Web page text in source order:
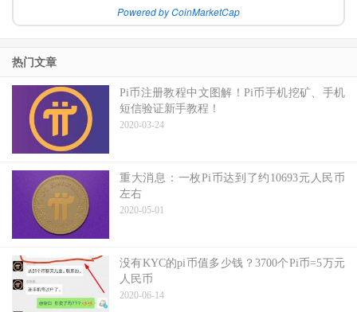
Powered by CoinMarketCap
热门文章
Pi币注册教程中文图解！Pi币手机挖矿、手机
短信验证新手教程！
2020-03-24
重大消息：一枚Pi币达到了约10693元人民币
左右
2020-05-01
没有KYC的pi币值多少钱？3700个Pi币=5万元
人民币
2020-06-14